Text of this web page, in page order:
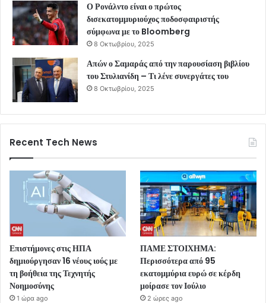
Ο Ρονάλντο είναι ο πρώτος
δισεκατομμυριούχος ποδοσφαιριστής
σύμφωνα με το Bloomberg
8 Οκτωβρίου, 2025
Απών ο Σαμαράς από την παρουσίαση βιβλίου
του Στυλιανίδη – Τι λένε συνεργάτες του
8 Οκτωβρίου, 2025
Recent Tech News
Επιστήμονες στις ΗΠΑ
δημιούργησαν 16 νέους ιούς με
τη βοήθεια της Τεχνητής
Νοημοσύνης
1 ώρα ago
ΠΑΜΕ ΣΤΟΙΧΗΜΑ:
Περισσότερα από 95
εκατομμύρια ευρώ σε κέρδη
μοίρασε τον Ιούλιο
2 ώρες ago